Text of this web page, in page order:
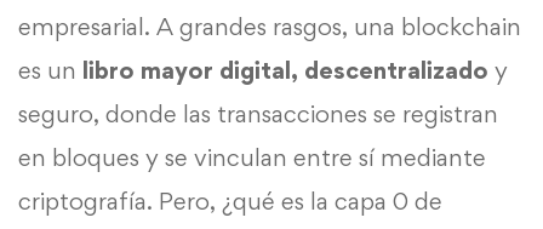
empresarial. A grandes rasgos, una blockchain
es un libro mayor digital, descentralizado y
seguro, donde las transacciones se registran
en bloques y se vinculan entre sí mediante
criptografía. Pero, ¿qué es la capa 0 de